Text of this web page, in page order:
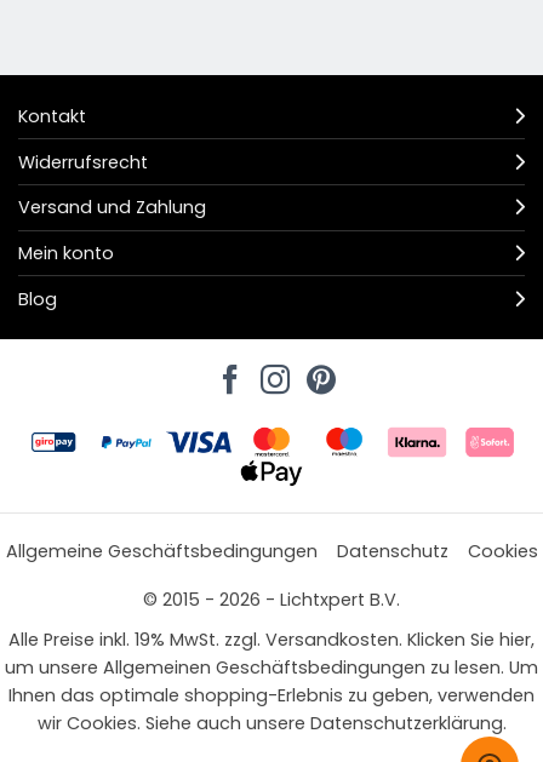
Kontakt
Widerrufsrecht
Versand und Zahlung
Mein konto
Blog
Allgemeine Geschäftsbedingungen Datenschutz
Cookies
© 2015 - 2026 - Lichtxpert B.V.
Alle Preise inkl. 19% MwSt. zzgl. Versandkosten. Klicken Sie hier,
um unsere Allgemeinen Geschäftsbedingungen zu lesen. Um
Ihnen das optimale shopping-Erlebnis zu geben, verwenden
wir Cookies. Siehe auch unsere Datenschutzerklärung.